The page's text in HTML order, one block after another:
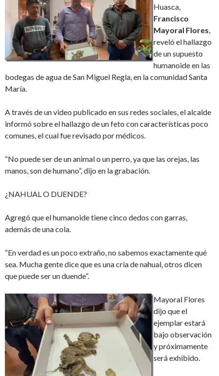
Huasca,
Francisco
Mayoral Flores,
reveló el hallazgo
de un supuesto
humanoide en las
bodegas de agua de San Miguel Regla, en la comunidad Santa
María.
A través de un video publicado en sus redes sociales, el alcalde
informó sobre el hallazgo de un feto con características poco
comunes, el cual fue revisado por médicos.
“No puede ser de un animal o un perro, ya que las orejas, las
manos, son de humano”, dijo en la grabación.
¿NAHUAL O DUENDE?
Agregó que el humanoide tiene cinco dedos con garras,
además de una cola.
“En verdad es un poco extraño, no sabemos exactamente qué
sea. Mucha gente dice que es una cría de nahual, otros dicen
que puede ser un duende”.
Mayoral Flores
dijo que el
ejemplar estará
bajo observación
y próximamente
será exhibido.